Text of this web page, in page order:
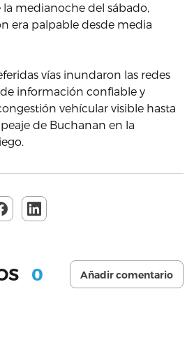
medianoche del sábado,
era palpable desde media
vías inundaron las redes
información confiable y
vehícular visible hasta
de Buchanan en la
0 Añadir comentario